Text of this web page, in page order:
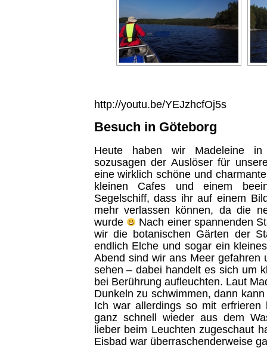
http://youtu.be/YEJzhcfOj5s
Besuch in Göteborg
Heute haben wir Madeleine in
sozusagen der Auslöser für
eine wirklich schöne und
kleinen Cafes und einem
Segelschiff, dass ihr auf einem
mehr verlassen können, da die
wurde
Nach einer spannenden
wir die botanischen Gärten der
endlich Elche und sogar ein
Abend sind wir ans Meer gefahren
sehen – dabei handelt es sich um
bei Berührung aufleuchten. Laut
Dunkeln zu schwimmen, dann
Ich war allerdings so mit erfrieren
ganz schnell wieder aus dem
lieber beim Leuchten zugeschaut
Eisbad war überraschenderweise